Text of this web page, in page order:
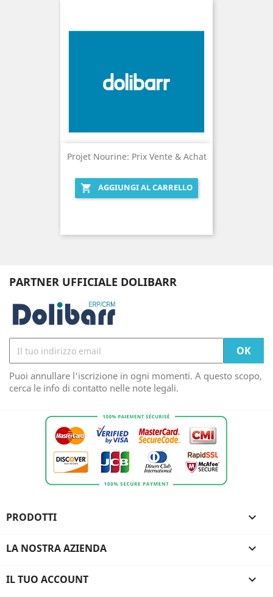
Projet Nourine: Prix Vente & Achat
 AGGIUNGI AL CARRELLO
PARTNER UFFICIALE DOLIBARR
Puoi annullare l'iscrizione in ogni momenti. A questo scopo,
cerca le info di contatto nelle note legali.
PRODOTTI 
LA NOSTRA AZIENDA 
IL TUO ACCOUNT 